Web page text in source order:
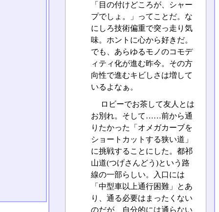
「目の付けどころが、シャー
プでしょ。」ってことだ。な
にしろ技術偏重で突っ走り気
味。ホントに心から好きだ。
でも、あらゆるモノのコモデ
ィティ化が進む昨今。その方
向性で進むキビしさは増して
いるよなぁ。
ロビーでお茶して友人とは
お別れ。そして……前から通
りたかった「オメガカーブを
ショートカットする狭い道」
に挑戦することにした。都祁
山道(つげさんどう)という路
線の一部らしい。入口には
「中型車以上通行困難」とあ
り、通る必要はまったくない
のだが、自分的には通らない